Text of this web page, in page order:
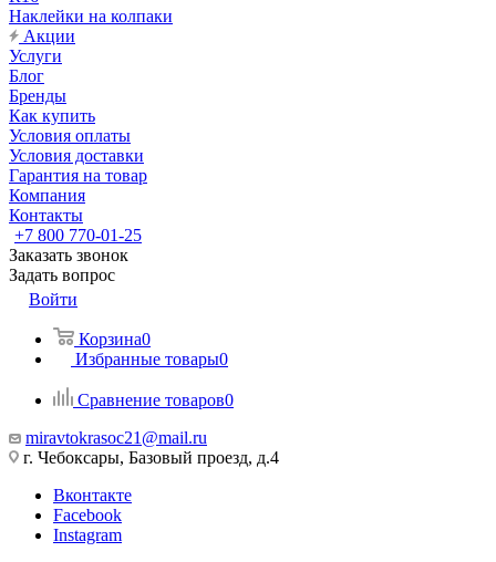
Наклейки на колпаки
Акции
Услуги
Блог
Бренды
Как купить
Условия оплаты
Условия доставки
Гарантия на товар
Компания
Контакты
+7 800 770-01-25
Заказать звонок
Задать вопрос
Войти
Корзина0
Избранные товары0
Сравнение товаров0
miravtokrasoc21@mail.ru
г. Чебоксары, Базовый проезд, д.4
Вконтакте
Facebook
Instagram